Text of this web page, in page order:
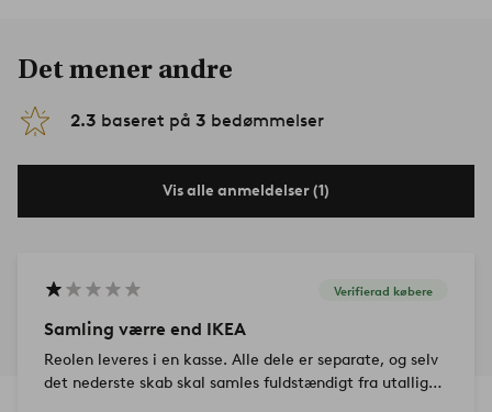
Det mener andre
2.3 baseret på 3 bedømmelser
Vis alle anmeldelser (1)
Verifierad købere
Samling værre end IKEA
Reolen leveres i en kasse. Alle dele er separate, og selv
det nederste skab skal samles fuldstændigt fra utallige